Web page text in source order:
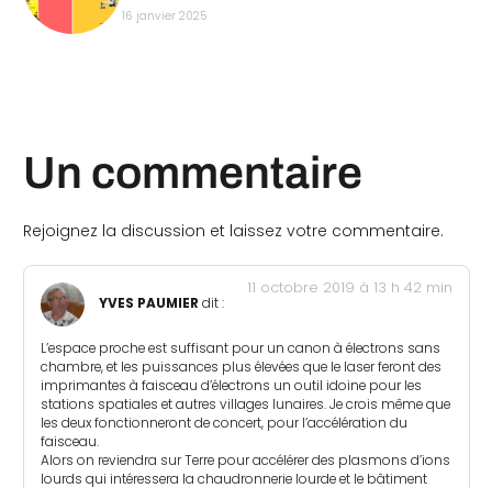
16 janvier 2025
Un commentaire
Rejoignez la discussion et laissez votre commentaire.
YVES PAUMIER dit :
11 octobre 2019 à 13 h 42 min
L’espace proche est suffisant pour un canon à électrons sans
chambre, et les puissances plus élevées que le laser feront des
imprimantes à faisceau d’électrons un outil idoine pour les
stations spatiales et autres villages lunaires. Je crois même que
les deux fonctionneront de concert, pour l’accélération du
faisceau.
Alors on reviendra sur Terre pour accélérer des plasmons d’ions
lourds qui intéressera la chaudronnerie lourde et le bâtiment